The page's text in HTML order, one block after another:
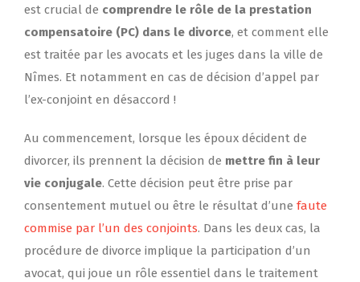
est crucial de comprendre le rôle de la prestation
compensatoire (PC) dans le divorce, et comment elle
est traitée par les avocats et les juges dans la ville de
Nîmes. Et notamment en cas de décision d’appel par
l’ex-conjoint en désaccord !
Au commencement, lorsque les époux décident de
divorcer, ils prennent la décision de mettre fin à leur
vie conjugale. Cette décision peut être prise par
consentement mutuel ou être le résultat d’une faute
commise par l’un des conjoints. Dans les deux cas, la
procédure de divorce implique la participation d’un
avocat, qui joue un rôle essentiel dans le traitement